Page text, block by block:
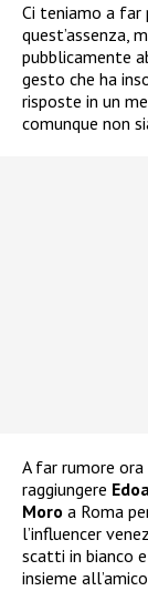
Ci teniamo a far
quest’assenza,
pubblicamente
gesto che ha
risposte in un
comunque non
A far rumore ora
raggiungere
Moro a Roma
l’influencer
scatti in bianco
insieme all’amico